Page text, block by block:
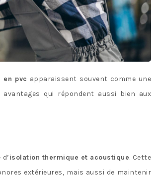
en pvc apparaissent souvent comme une
qui répondent aussi bien aux
isolation thermique et acoustique. Cette
extérieures, mais aussi de maintenir